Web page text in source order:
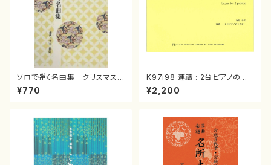
ソロで弾く名曲集 クリスマス・
イブ／恋人がサンタクロース(
箏独奏 /大平光美 編曲/楽
¥770
K97i98 連禱 : 2台ピアノのた
めの（2 Pianos / 菊池 幸夫 /
楽譜）
¥2,200